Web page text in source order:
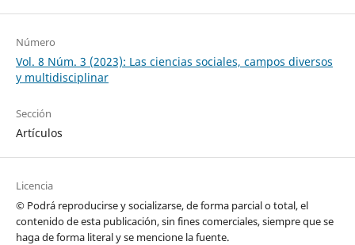
Número
Vol. 8 Núm. 3 (2023): Las ciencias sociales, campos diversos
y multidisciplinar
Sección
Artículos
Licencia
© Podrá reproducirse y socializarse, de forma parcial o total, el
contenido de esta publicación, sin fines comerciales, siempre que se
haga de forma literal y se mencione la fuente.